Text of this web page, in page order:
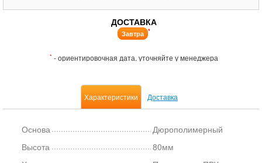
ДОСТАВКА
Завтра *
* - ориентировочная дата, уточняйте у менеджера
Характеристики Доставка
Основа
Дюрополимерный
Высота
80мм